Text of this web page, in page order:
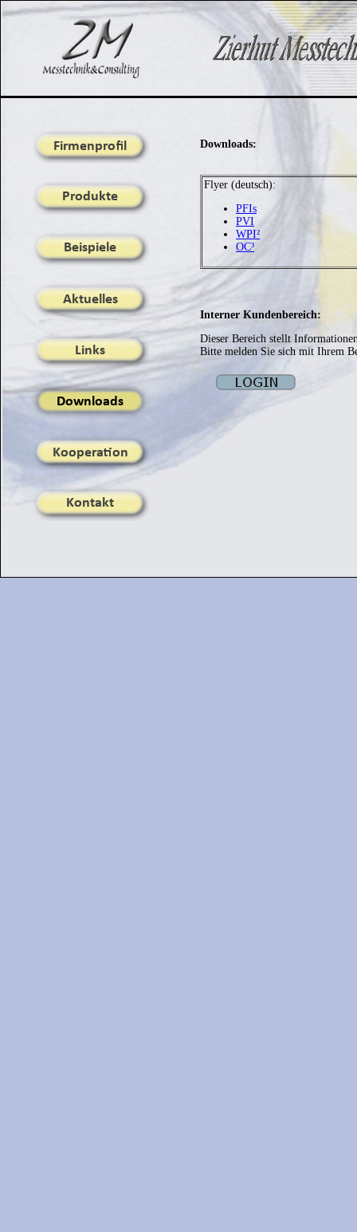
Downloads:
Flyer (deutsch):
PFIs
PVI
WPI²
OC³
Interner Kundenbereich:
Dieser Bereich stellt
Bitte melden Sie sich mit Ihrem